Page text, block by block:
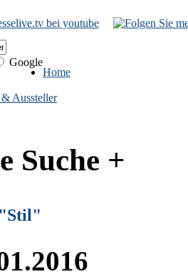
Google
Home
Aussteller
Suche +
"Stil"